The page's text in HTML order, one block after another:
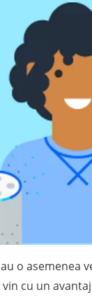
o asemenea
cu un